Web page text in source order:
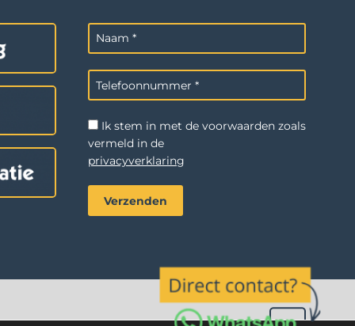
Ik stem in met de voorwaarden zoals
vermeld in de
privacyverklaring